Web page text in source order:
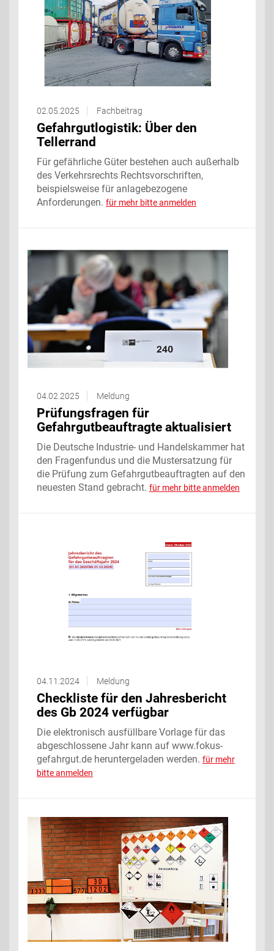
02.05.2025 Fachbeitrag
Gefahrgutlogistik: Über den
Tellerrand
Für gefährliche Güter bestehen auch außerhalb
des Verkehrsrechts Rechtsvorschriften,
beispielsweise für anlagebezogene
Anforderungen. für mehr bitte anmelden
04.02.2025 Meldung
Prüfungsfragen für
Gefahrgutbeauftragte aktualisiert
Die Deutsche Industrie- und Handelskammer hat
den Fragenfundus und die Mustersatzung für
die Prüfung zum Gefahrgutbeauftragten auf den
neuesten Stand gebracht. für mehr bitte anmelden
04.11.2024 Meldung
Checkliste für den Jahresbericht
des Gb 2024 verfügbar
Die elektronisch ausfüllbare Vorlage für das
abgeschlossene Jahr kann auf www.fokus-
gefahrgut.de heruntergeladen werden. für mehr
bitte anmelden